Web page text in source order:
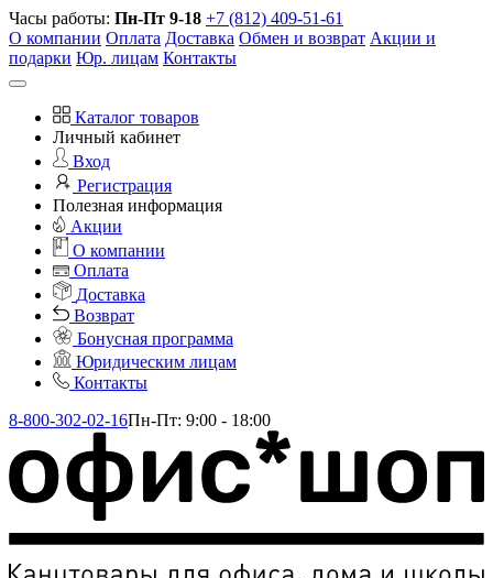
Часы работы: Пн-Пт 9-18 +7 (812) 409-51-61
О компании Оплата Доставка Обмен и возврат Акции и
подарки Юр. лицам Контакты
Каталог товаров
Личный кабинет
Вход
Регистрация
Полезная информация
Акции
О компании
Оплата
Доставка
Возврат
Бонусная программа
Юридическим лицам
Контакты
8-800-302-02-16Пн-Пт: 9:00 - 18:00